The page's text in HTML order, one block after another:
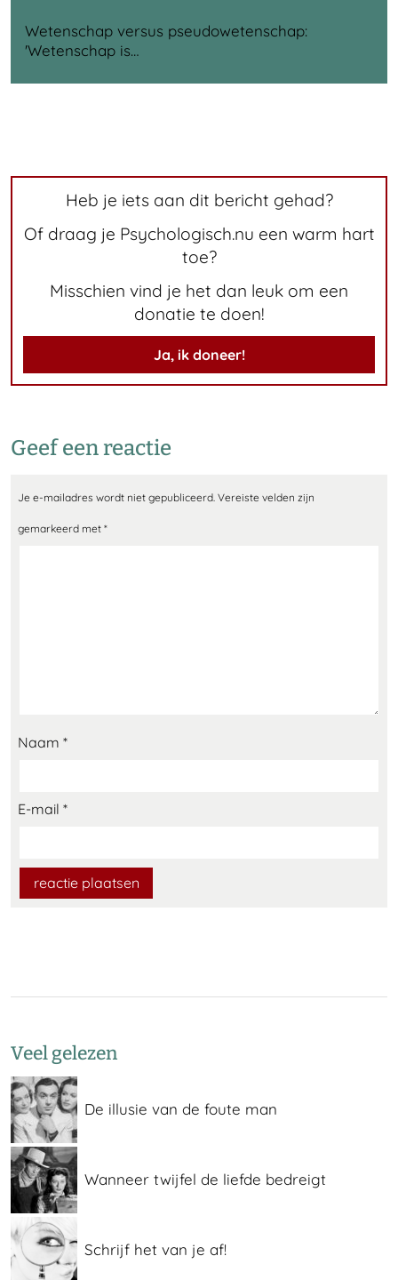
Wetenschap versus pseudowetenschap:
'Wetenschap is…
Heb je iets aan dit bericht gehad?
Of draag je Psychologisch.nu een warm hart
toe?
Misschien vind je het dan leuk om een
donatie te doen!
Ja, ik doneer!
Geef een reactie
Je e-mailadres wordt niet gepubliceerd. Vereiste velden zijn
gemarkeerd met *
Naam *
E-mail *
Veel gelezen
De illusie van de foute man
Wanneer twijfel de liefde bedreigt
Schrijf het van je af!